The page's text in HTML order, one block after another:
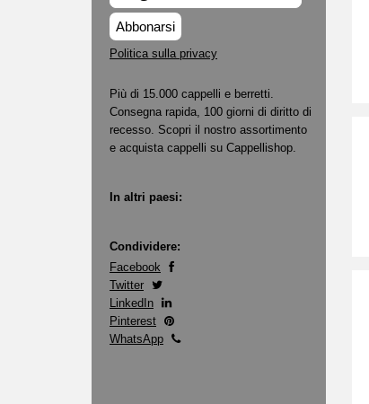
Abbonarsi
Politica sulla privacy
Più di 15.000 cappelli e berretti.
Consegna rapida, 100 giorni di diritto di
recesso. Scopri il nostro assortimento
e acquista cappelli su Cappellishop.
In altri paesi:
Condividere:
Facebook
Twitter
LinkedIn
Pinterest
WhatsApp